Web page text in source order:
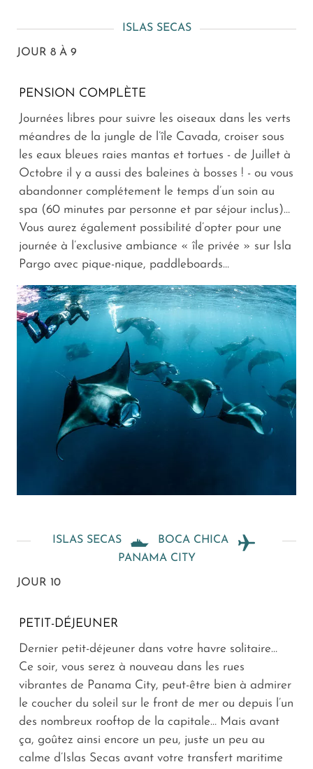
ISLAS SECAS
JOUR 8 À 9
PENSION COMPLÈTE
Journées libres pour suivre les oiseaux dans les verts
méandres de la jungle de l’île Cavada, croiser sous
les eaux bleues raies mantas et tortues - de Juillet à
Octobre il y a aussi des baleines à bosses ! - ou vous
abandonner complétement le temps d’un soin au
spa (60 minutes par personne et par séjour inclus)…
Vous aurez également possibilité d’opter pour une
journée à l’exclusive ambiance « île privée » sur Isla
Pargo avec pique-nique, paddleboards…
ISLAS SECAS
BOCA CHICA
PANAMA CITY
JOUR 10
PETIT-DÉJEUNER
Dernier petit-déjeuner dans votre havre solitaire…
Ce soir, vous serez à nouveau dans les rues
vibrantes de Panama City, peut-être bien à admirer
le coucher du soleil sur le front de mer ou depuis l’un
des nombreux rooftop de la capitale… Mais avant
ça, goûtez ainsi encore un peu, juste un peu au
calme d’Islas Secas avant votre transfert maritime